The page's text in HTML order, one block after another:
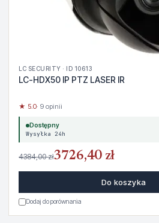
LC SECURITY · ID 10613
LC-HDX50 IP PTZ LASER IR
★ 5.0· 9 opinii
Dostępny
Wysyłka 24h
4384,00 zł3726,40 zł
Do koszyka
Dodaj do porównania